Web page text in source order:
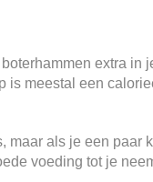
extra in
is meestal een
maar als je een paar
voeding tot je